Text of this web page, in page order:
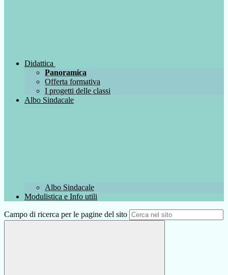
Didattica
Panoramica
Offerta formativa
I progetti delle classi
Albo Sindacale
Albo Sindacale
Modulistica e Info utili
Campo di ricerca per le pagine del sito